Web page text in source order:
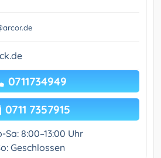
0711734949
0711 7357915
Sa: 8:00–13:00 Uhr
Geschlossen